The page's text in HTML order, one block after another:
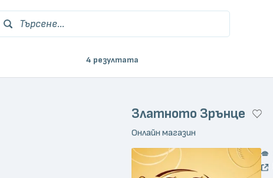
Търсене...
4 резултата
Златното Зрънце
Онлайн магазин